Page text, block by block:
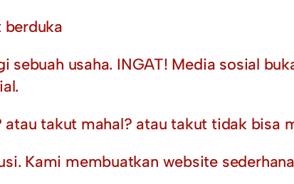
berduka
usaha. INGAT! Media sosial
takut mahal? atau takut tidak bisa
Kami membuatkan website